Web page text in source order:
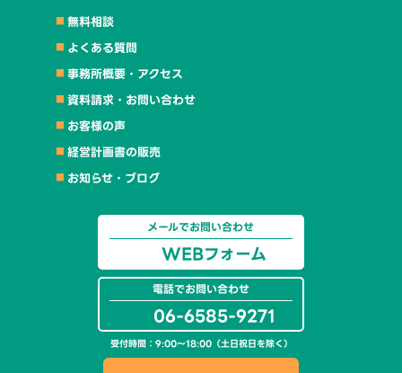
無料相談
よくある質問
事務所概要・アクセス
資料請求・お問い合わせ
お客様の声
経営計画書の販売
お知らせ・ブログ
メールでお問い合わせ
WEBフォーム
電話でお問い合わせ
06-6585-9271
受付時間：9:00～18:00（土日祝日を除く）